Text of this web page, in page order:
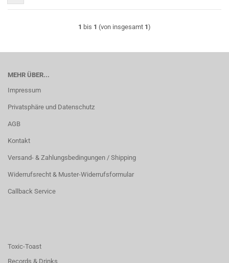
1 bis 1 (von insgesamt 1)
MEHR ÜBER...
Impressum
Privatsphäre und Datenschutz
AGB
Kontakt
Versand- & Zahlungsbedingungen / Shipping
Widerrufsrecht & Muster-Widerrufsformular
Callback Service
Toxic-Toast
Records & Drinks